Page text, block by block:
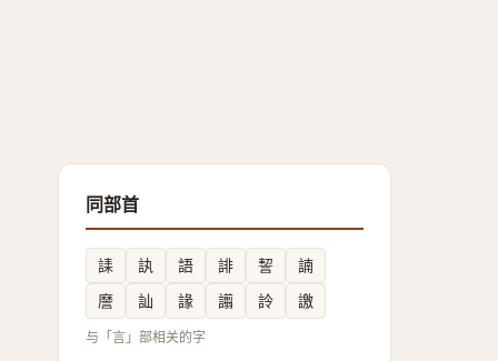
同部首
䛶 訙 語 誹 䛚
諵
䜆
訕 䛹 譾 詅 譤
与「言」部相关的字